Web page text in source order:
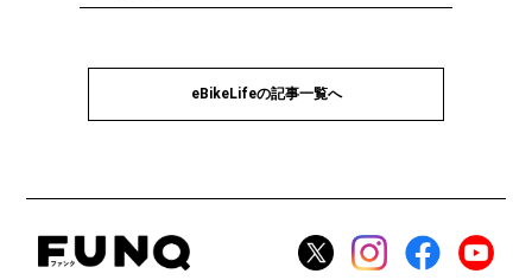
eBikeLifeの記事一覧へ